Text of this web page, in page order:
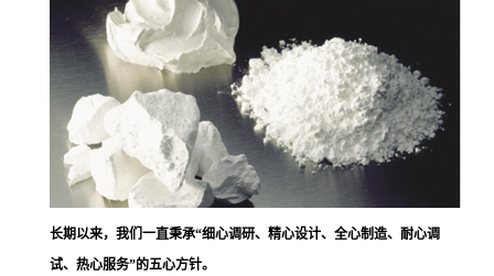
长期以来，我们一直秉承“细心调研、精心设计、全心制造、耐心调
试、热心服务”的五心方针。